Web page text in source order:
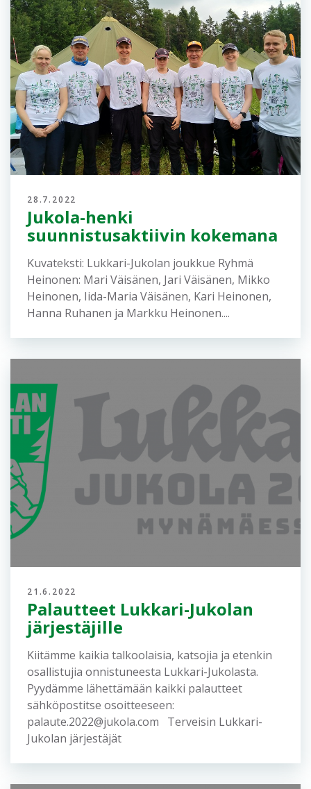
30.7.2022
Tulokset, Reittihärveli,
Livelox ja väliaika-analyysi
Viestien online-tulokset löytyvät täältä: Venlojen
viesti: https://online.jukola.com/tulokset-
new/fi/j2022_ve/ Jukolan viesti:
new/fi/j2022_ju/ Reittien piirto Venlojen viestin
ja Jukolan viestin radat löytyvät...
suunnistusaktiivin kokemana
Kuvateksti: Lukkari-Jukolan joukkue Ryhmä
Heinonen: Mari Väisänen, Jari Väisänen, Mikko
Heinonen, Iida-Maria Väisänen, Kari Heinonen,
Hanna Ruhanen ja Markku Heinonen....